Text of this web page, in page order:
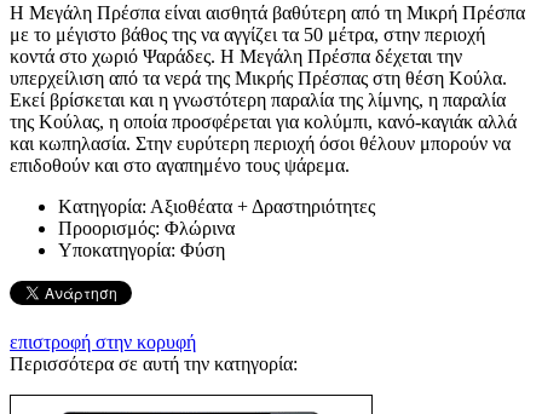
Η Μεγάλη Πρέσπα είναι αισθητά βαθύτερη από τη Μικρή Πρέσπα
με το μέγιστο βάθος της να αγγίζει τα 50 μέτρα, στην περιοχή
κοντά στο χωριό Ψαράδες. Η Μεγάλη Πρέσπα δέχεται την
υπερχείλιση από τα νερά της Μικρής Πρέσπας στη θέση Κούλα.
Εκεί βρίσκεται και η γνωστότερη παραλία της λίμνης, η παραλία
της Κούλας, η οποία προσφέρεται για κολύμπι, κανό-καγιάκ αλλά
και κωπηλασία. Στην ευρύτερη περιοχή όσοι θέλουν μπορούν να
επιδοθούν και στο αγαπημένο τους ψάρεμα.
Kατηγορία: Αξιοθέατα + Δραστηριότητες
Προορισμός: Φλώρινα
Υποκατηγορία: Φύση
επιστροφή στην κορυφή
Περισσότερα σε αυτή την κατηγορία: